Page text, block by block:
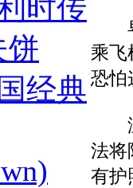
时传
饼
经典
卑
乘飞
恐怕
温
法将
有护